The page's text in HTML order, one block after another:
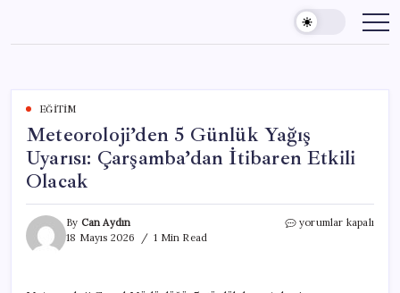
content
EĞITIM
Meteoroloji’den 5 Günlük Yağış
Uyarısı: Çarşamba’dan İtibaren Etkili
Olacak
By Can Aydın
18 Mayıs 2026
1 Min Read
Meteoroloji’den
yorumlar kapalı